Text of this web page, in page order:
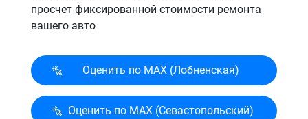
просчет фиксированной стоимости ремонта
вашего авто
Оценить по MAX (Лобненская)
Оценить по MAX (Севасто­польский)